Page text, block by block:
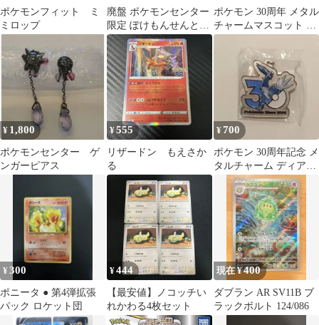
ポケモンフィット ミ
ミロップ
廃盤 ポケモンセンター
限定 ぽけもんせんと〜
Tシャツ ソーナノ 未使
用 白
ポケモン 30周年 メタル
チャームマスコット ゼ
ルアネス
¥ 1,800
ポケモンセンター ゲ
ンガーピアス
¥555
リザードン もえさか
る
¥ 700
ポケモン 30周年記念 メ
タルチャーム ディアル
¥300
ポニータ ● 第4弾拡張
パック ロケット団
¥444
【最安値】ノコッチい
れかわる4枚セット
現在 ¥400
ダブラン AR SV11B ブ
ラックボルト 124/086